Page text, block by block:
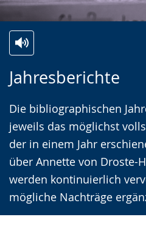
Jahresberichte
Die bibliographischen
jeweils das möglichst
der in einem Jahr
über Annette von Droste-
werden kontinuierlich
mögliche Nachträge
Leichten
wechseln.
Audio-
Video
Deutscher
Gebärdensprache
wird
angezeigt.